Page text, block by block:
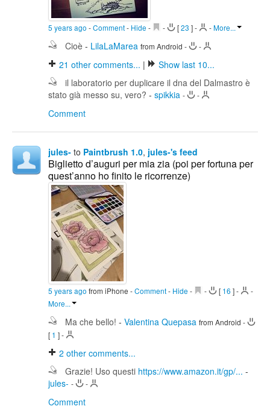
5 years ago -Comment- Hide - - [23 ]- -More...
Cioè - LilaLaMarea from Android - -
21 other comments... |
Show last 10...
il laboratorio per duplicare il dna del Dalmastro è
stato già messo su, vero? - spikkia - -
Comment
jules- to Paintbrush 1.0, jules-'s feed
Biglietto d’auguri per mia zia (poi per fortuna per
quest’anno ho finito le ricorrenze)
5 years ago from iPhone -Comment- Hide - - [ 16 ]-
-
More...
Ma che bello! - Valentina Quepasa from Android -
[ 1 ]-
2 other comments...
Grazie! Uso questi https://www.amazon.it/gp/... -
jules- - -
Comment